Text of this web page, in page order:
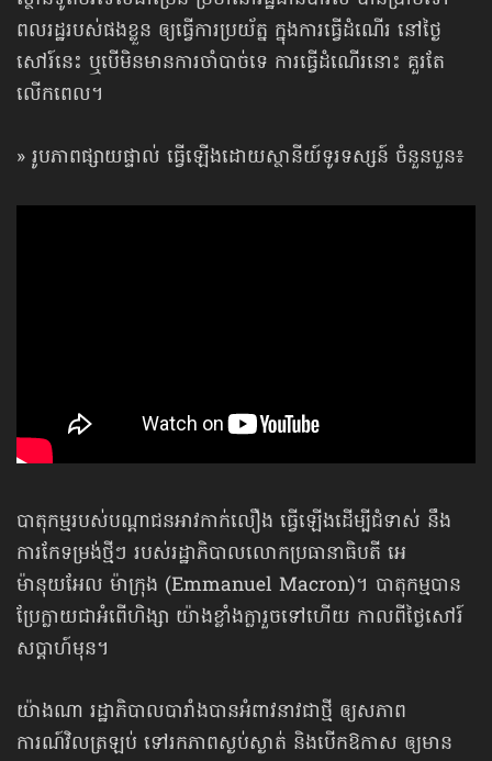
ពលរដ្ឋរបស់ផងខ្លួន ឲ្យធ្វើការប្រយ័ត្ន ក្នុងការធ្វើដំណើរ នៅថ្ងៃ
សៅរ៍នេះ ឬបើមិនមានការចាំបាច់ទេ ការធ្វើដំណើរនោះ គួរតែ
លើកពេល។
» រូបភាពផ្សាយផ្ទាល់ ធ្វើឡើងដោយស្ថានីយ៍ទូរទស្សន៍ ចំនួនបួន៖
បាតុកម្មរបស់បណ្ដាជនអាវកាក់លឿង ធ្វើឡើងដើម្បីជំទាស់ នឹង
ការកែទម្រង់ថ្មីៗ របស់រដ្ឋាភិបាលលោកប្រធានាធិបតី អេ
ម៉ានុយអែល ម៉ាក្រុង (Emmanuel Macron)។ បាតុកម្មបាន
ប្រែក្លាយជាអំពើហិង្សា យ៉ាងខ្លាំងក្លារួចទៅហើយ កាលពីថ្ងៃសៅរ៍
សប្ដាហ៍មុន។
យ៉ាងណា រដ្ឋាភិបាលបារាំងបានអំពាវនាវជាថ្មី ឲ្យសភាព
ការណ៍វិលត្រឡប់ ទៅរកភាពស្ងប់ស្ងាត់ និងបើកឱកាស ឲ្យមាន